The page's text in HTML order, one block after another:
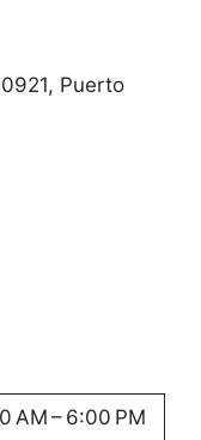
Puerto
AM – 6:00 PM